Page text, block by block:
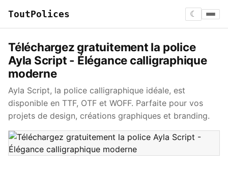
ToutPolices ☾
Téléchargez gratuitement la police
Ayla Script - Élégance calligraphique
moderne
Ayla Script, la police calligraphique idéale, est
disponible en TTF, OTF et WOFF. Parfaite pour vos
projets de design, créations graphiques et branding.